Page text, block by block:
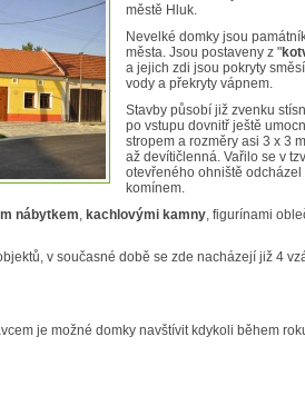
městě Hluk.
Nevelké domky jsou
města. Jsou postaveny z "
a jejich zdi jsou pokryty
vody a překryty vápnem.
Stavby působí již zvenku
po vstupu dovnitř ještě
stropem a rozměry asi 3 x 3
až devítičlenná. Vařilo se v
otevřeného ohniště
komínem.
nábytkem, kachlovými kamny, figurínami
v současné době se zde nacházejí již 4
je možné domky navštívit kdykoli během